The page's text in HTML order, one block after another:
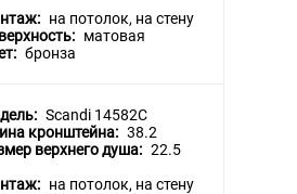
на потолок, на стену
матовая
бронза
Scandi 14582C
кронштейна: 38.2
верхнего душа: 22.5
на потолок, на стену